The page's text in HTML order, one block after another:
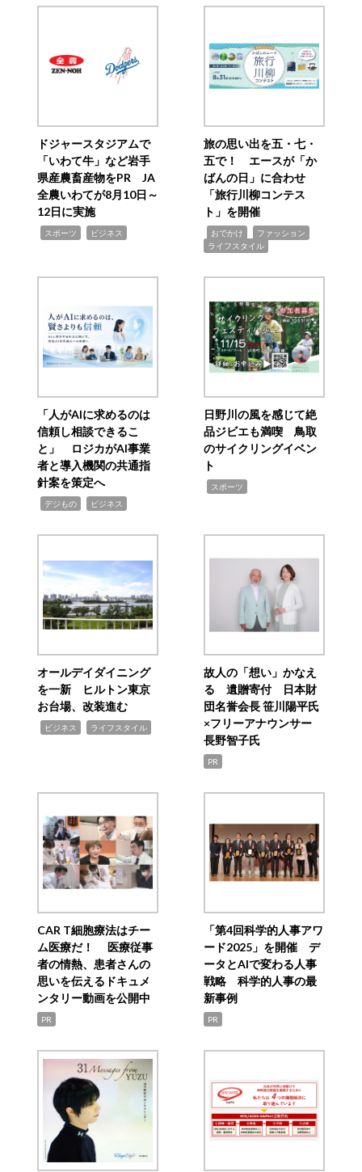
ドジャースタジアムで
「いわて牛」など岩手
県産農畜産物をPR JA
全農いわてが8月10日～
12日に実施
スポーツ ビジネス
旅の思い出を五・七・
五で！ エースが「か
ばんの日」に合わせ
「旅行川柳コンテス
ト」を開催
おでかけ ファッション
ライフスタイル
「人がAIに求めるのは
信頼し相談できるこ
と」 ロジカがAI事業
者と導入機関の共通指
針案を策定へ
デジもの ビジネス
日野川の風を感じて絶
品ジビエも満喫 鳥取
のサイクリングイベン
ト
スポーツ
オールデイダイニング
を一新 ヒルトン東京
お台場、改装進む
ビジネス ライフスタイル
故人の「想い」かなえ
る 遺贈寄付 日本財
団名誉会長 笹川陽平氏
×フリーアナウンサー
長野智子氏
PR
CAR T細胞療法はチー
ム医療だ！ 医療従事
者の情熱、患者さんの
思いを伝えるドキュメ
ンタリー動画を公開中
PR
「第4回科学的人事アワ
ード2025」を開催 デ
ータとAIで変わる人事
戦略 科学的人事の最
新事例
PR